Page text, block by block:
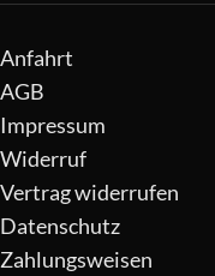
Anfahrt
AGB
Impressum
Widerruf
Vertrag widerrufen
Datenschutz
Zahlungsweisen